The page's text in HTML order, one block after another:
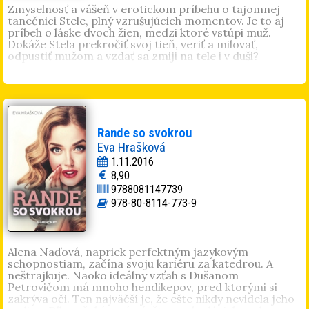
Zmyselnosť a vášeň v erotickom príbehu o tajomnej
tanečnici Stele, plný vzrušujúcich momentov. Je to aj
príbeh o láske dvoch žien, medzi ktoré vstúpi muž.
Dokáže Stela prekročiť svoj tieň, veriť a milovať,
odpustiť mužom a vzdať sa zmiji na tele i v duši?
poéziu. Jej prvá knihaSpoveď opatrovateľkyvyšla v roku
2015. Jej inšpiráciou je život a človečina.
Rande so svokrou
Eva Hrašková
1.11.2016
8,90
9788081147739
978-80-8114-773-9
Alena Naďová, napriek perfektným jazykovým
schopnostiam, začína svoju kariéru za katedrou. A
neštrajkuje. Naoko ideálny vzťah s Dušanom
Petrovičom má mnoho hendikepov, pred ktorými si
zakrýva oči. Ten najväčší je, že ešte nikdy nevidela jeho